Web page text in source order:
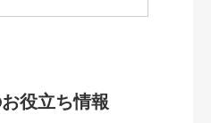
役立ち情報